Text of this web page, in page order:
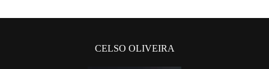
CELSO OLIVEIRA